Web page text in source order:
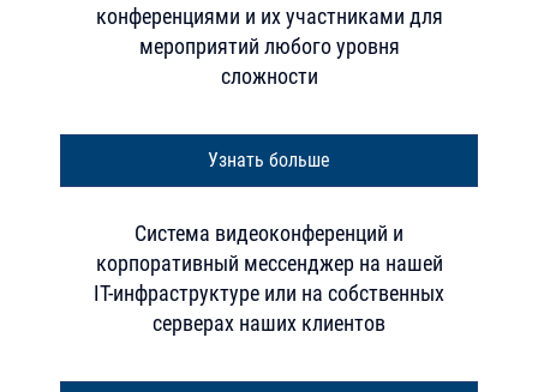
конференциями и их участниками для
мероприятий любого уровня
сложности
Узнать больше
Система видеоконференций и
корпоративный мессенджер на нашей
IT-инфраструктуре или на собственных
серверах наших клиентов